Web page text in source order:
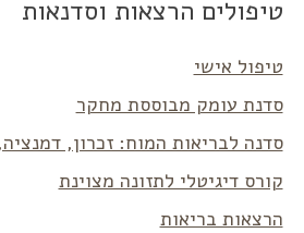
טיפולים הרצאות וסדנאות
טיפול אישי
סדנת עומק מבוססת מחקר
סדנה לבריאות המוח: זכרון,
קורס דיגיטלי לתזונה מצוינת
הרצאות בריאות